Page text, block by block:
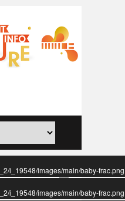
i_19548/images/main/baby-frac.png
i_19548/images/main/baby-frac.png